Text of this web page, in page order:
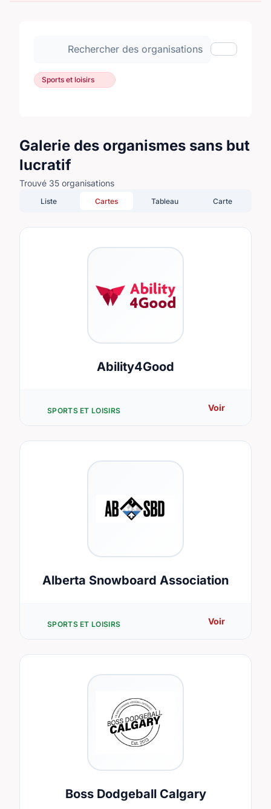
Rechercher des organisations
Afficher
Sports et loisirs
Galerie des organismes sans but
lucratif
Trouvé 35 organisations
Liste Cartes Tableau Carte
Ability4Good
SPORTS ET LOISIRS Voir
Alberta Snowboard Association
SPORTS ET LOISIRS Voir
Boss Dodgeball Calgary